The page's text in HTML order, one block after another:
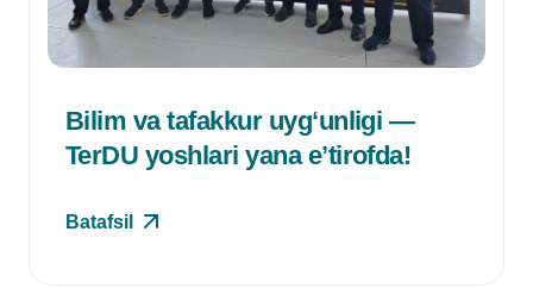
Bilim va tafakkur uyg‘unligi —
TerDU yoshlari yana e’tirofda!
Batafsil